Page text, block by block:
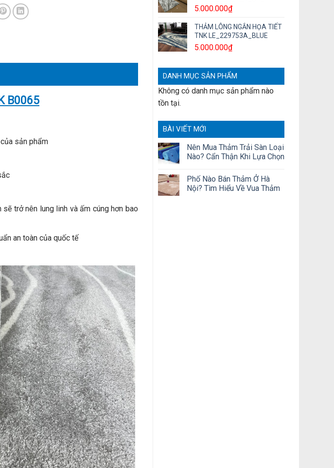
5.000.000₫
THẢM LÔNG NGẮN HỌA TIẾT
TNK LE_229753A_BLUE
5.000.000₫
DANH MỤC SẢN PHẨM
Không có danh mục sản phẩm nào
tồn tại.
BÀI VIẾT MỚI
Nên Mua Thảm Trải Sàn Loại
Nào? Cẩn Thận Khi Lựa Chọn
Phố Nào Bán Thảm Ở Hà
Nội? Tìm Hiểu Về Vua Thảm
B0065
sản phẩm
trở nên lung linh và ấm cúng hơn bao
an toàn của quốc tế